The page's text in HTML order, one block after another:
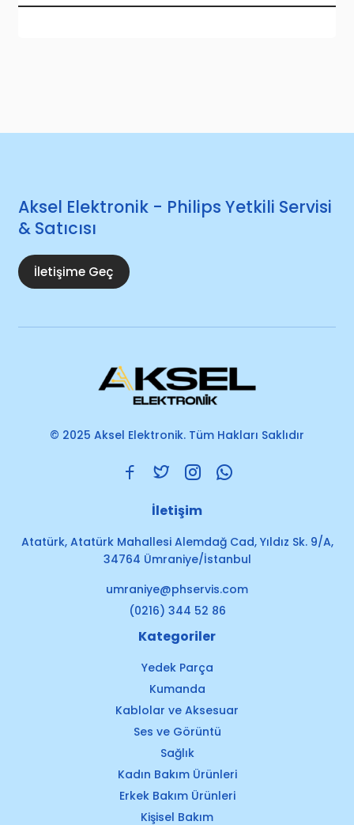
Aksel Elektronik - Philips Yetkili Servisi
& Satıcısı
İletişime Geç
© 2025 Aksel Elektronik. Tüm Hakları Saklıdır
İletişim
Atatürk, Atatürk Mahallesi Alemdağ Cad, Yıldız Sk. 9/A,
34764 Ümraniye/İstanbul
umraniye@phservis.com
(0216) 344 52 86
Kategoriler
Yedek Parça
Kumanda
Kablolar ve Aksesuar
Ses ve Görüntü
Sağlık
Kadın Bakım Ürünleri
Erkek Bakım Ürünleri
Kişisel Bakım